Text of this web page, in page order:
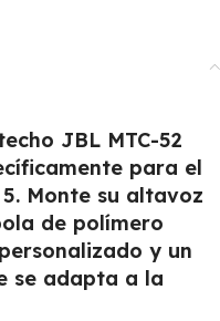
JBL MTC-52
para el
Monte su altavoz
de polímero
y un
se adapta a la